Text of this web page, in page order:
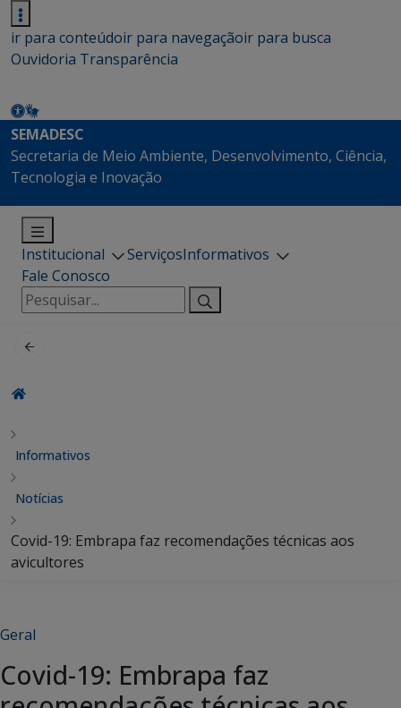
ir para conteúdoir para navegaçãoir para busca
Ouvidoria Transparência
SEMADESC
Secretaria de Meio Ambiente, Desenvolvimento, Ciência,
Tecnologia e Inovação
Institucional ServiçosInformativos
Fale Conosco
Pesquisar
por:
Informativos
Notícias
Covid-19: Embrapa faz recomendações técnicas aos
avicultores
Geral
Covid-19: Embrapa faz